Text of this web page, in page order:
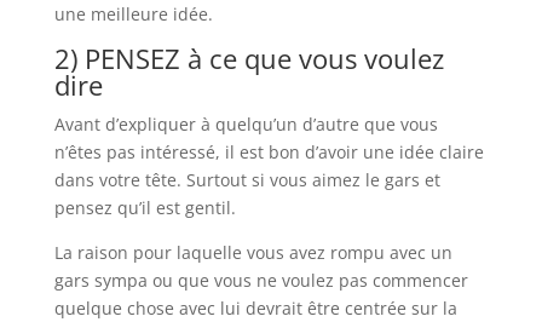
une meilleure idée.
2) PENSEZ à ce que vous voulez
dire
Avant d’expliquer à quelqu’un d’autre que vous
n’êtes pas intéressé, il est bon d’avoir une idée claire
dans votre tête. Surtout si vous aimez le gars et
pensez qu’il est gentil.
La raison pour laquelle vous avez rompu avec un
gars sympa ou que vous ne voulez pas commencer
quelque chose avec lui devrait être centrée sur la